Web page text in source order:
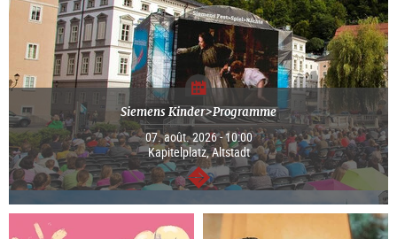
Siemens Kinder>Programme
07. août. 2026 - 10:00
Kapitelplatz, Altstadt
Continuer